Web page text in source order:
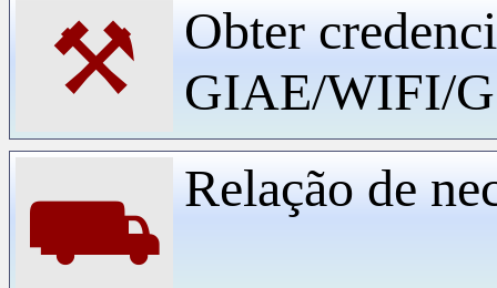
⚒
Obter
GIAE/WIFI/
⛟ Relação de